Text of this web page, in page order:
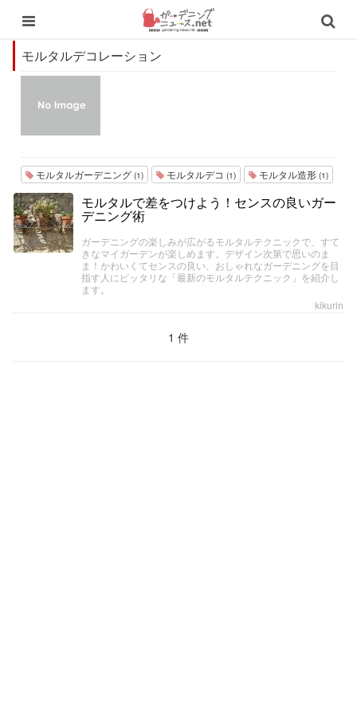
モルタルデコレーション
モルタルガーデニング (1) モルタルデコ (1) モルタル造形 (1)
モルタルで差をつけよう！センスの良いガー
デニング術
ガーデニングの楽しみが広がるモルタルテクニックで、すて
きなマイガーデンが楽しめます。デザイン次第で思いのま
ま！かわいくてセンスの良い、おしゃれなガーデニングを目
指す人にピッタリな「最新のモルタルテクニック」を紹介し
ます。
kikurin
1 件